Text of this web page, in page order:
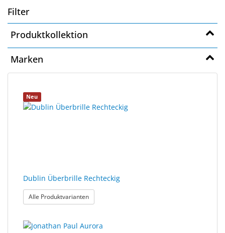
Brillenteile
Werkstatt
Handelsware
Sport
Sonne
NEED
YOU
Optische
Filter
Produktkollektion
Marken
Ergebnisse
Suchergebnisse
gerendert.
Neu
Dublin Überbrille Rechteckig
Alle Produktvarianten: Dublin Überbrille Rechteckig